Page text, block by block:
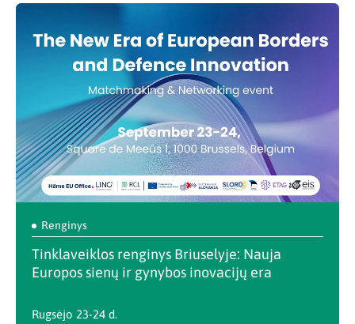
Renginys
Tinklaveiklos renginys Briuselyje: Nauja
Europos sienų ir gynybos inovacijų era
Rugsėjo 23-24 d.